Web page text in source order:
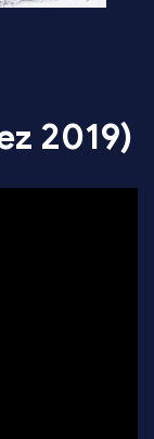
2019)